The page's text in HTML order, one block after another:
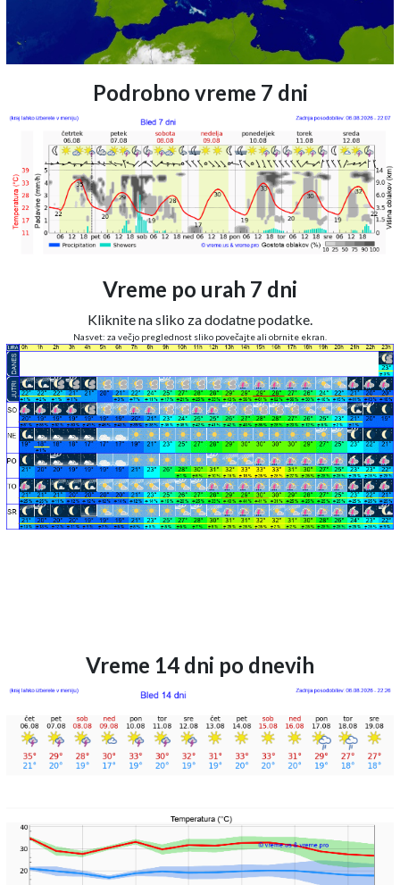
Podrobno vreme 7 dni
Vreme po urah 7 dni
Kliknite na sliko za dodatne podatke.
Nasvet: za večjo preglednost sliko povečajte ali obrnite ekran.
Vreme 14 dni po dnevih